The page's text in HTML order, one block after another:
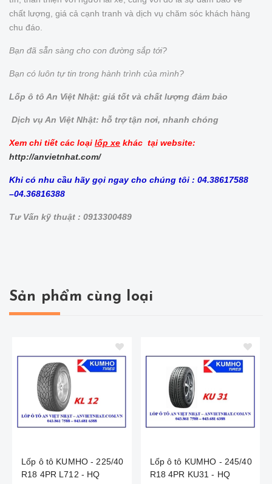
chất lượng, giá cả cạnh tranh và dịch vụ chăm sóc khách hàng
chu đáo.
Bạn đã sẵn sàng cho con đường sắp tới?
Bạn có luôn tự tin trong hành trình của mình?
Lốp ô tô An Việt Nhật: giá tốt và chất lượng đảm bảo
Dịch vụ An Việt Nhật: hỗ trợ tận nơi, nhanh chóng
Xem chi tiết các loại lốp xe khác tại website:
http://anvietnhat.com/
Khi có nhu cầu hãy gọi ngay cho chúng tôi : 04.38617588
–04.36816388
Tư Vấn kỹ thuật : 0913300489
Sản phẩm cùng loại
Lốp ô tô KUMHO - 225/40
R18 4PR L712 - HQ
Lốp ô tô KUMHO - 245/40
R18 4PR KU31 - HQ